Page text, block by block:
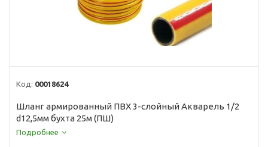
Код: 00018624
Шланг армированный ПВХ 3-слойный Акварель 1/2
d12,5мм бухта 25м (ПШ)
Подробнее